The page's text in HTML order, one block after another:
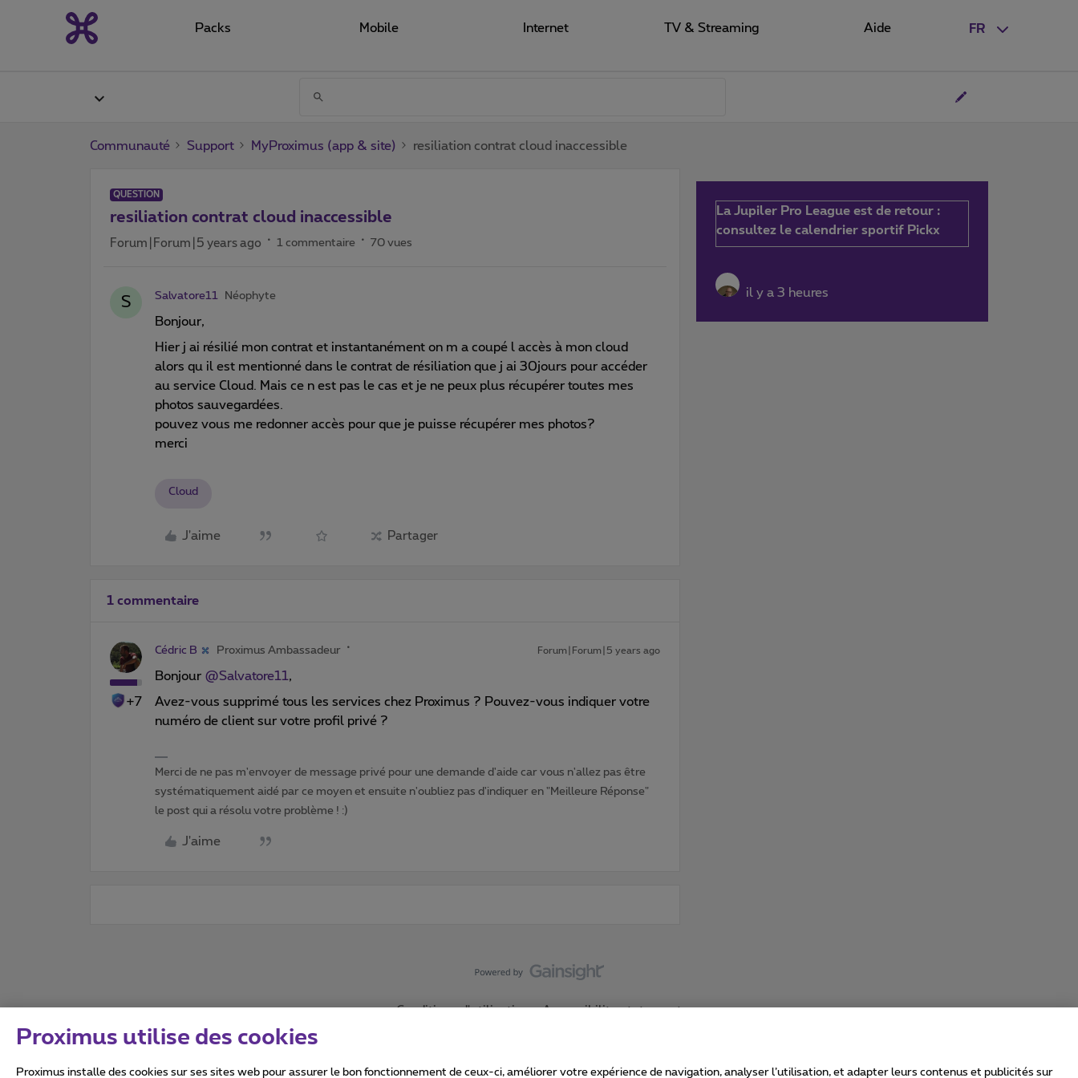
FR
Packs Mobile Internet TV & Streaming Aide
Communauté Support MyProximus (app & site) resiliation contrat cloud inaccessible
QUESTION
resiliation contrat cloud inaccessible
Forum|Forum|5 years ago 1 commentaire 70 vues
S Salvatore11 Néophyte
Bonjour,
Hier j ai résilié mon contrat et instantanément on m a coupé l accès à mon cloud
alors qu il est mentionné dans le contrat de résiliation que j ai 30jours pour accéder
au service Cloud. Mais ce n est pas le cas et je ne peux plus récupérer toutes mes
photos sauvegardées.
pouvez vous me redonner accès pour que je puisse récupérer mes photos?
merci
Cloud
J'aime Partager
1 commentaire
+7
Cédric B Proximus Ambassadeur Forum|Forum|5 years ago
Bonjour @Salvatore11,
Avez-vous supprimé tous les services chez Proximus ? Pouvez-vous indiquer votre
numéro de client sur votre profil privé ?
Merci de ne pas m'envoyer de message privé pour une demande d'aide car vous n'allez pas être
systématiquement aidé par ce moyen et ensuite n'oubliez pas d'indiquer en "Meilleure Réponse"
le post qui a résolu votre problème ! :)
J'aime
La Jupiler Pro League est de retour :
consultez le calendrier sportif Pickx
il y a 3 heures
Conditions d'utilisation Accessibility statement
Proximus utilise des cookies
Proximus installe des cookies sur ses sites web pour assurer le bon fonctionnement de ceux-ci, améliorer votre expérience de navigation, analyser l’utilisation, et adapter leurs contenus et publicités sur